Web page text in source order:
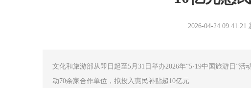
2026-04-24 09:41:21
文化和旅游部从即日起至5月31日举办2026年“5·19中国旅游日”
动70余家合作单位，拟投入惠民补贴超10亿元